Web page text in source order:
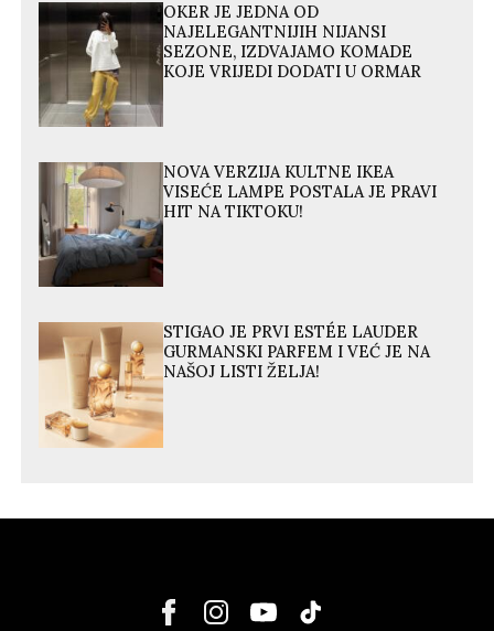
OKER JE JEDNA OD
NAJELEGANTNIJIH NIJANSI
SEZONE, IZDVAJAMO KOMADE
KOJE VRIJEDI DODATI U ORMAR
NOVA VERZIJA KULTNE IKEA
VISEĆE LAMPE POSTALA JE PRAVI
HIT NA TIKTOKU!
STIGAO JE PRVI ESTÉE LAUDER
GURMANSKI PARFEM I VEĆ JE NA
NAŠOJ LISTI ŽELJA!